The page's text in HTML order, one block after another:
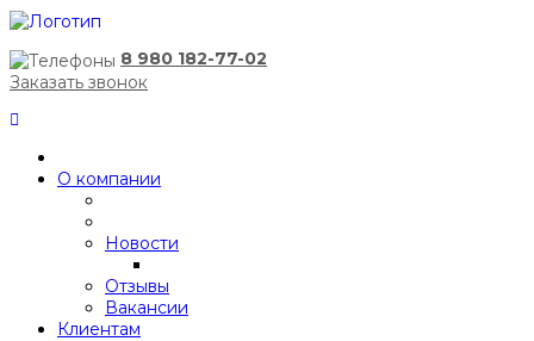
8 980 182-77-02
Заказать звонок
О компании
Новости
Отзывы
Вакансии
Клиентам